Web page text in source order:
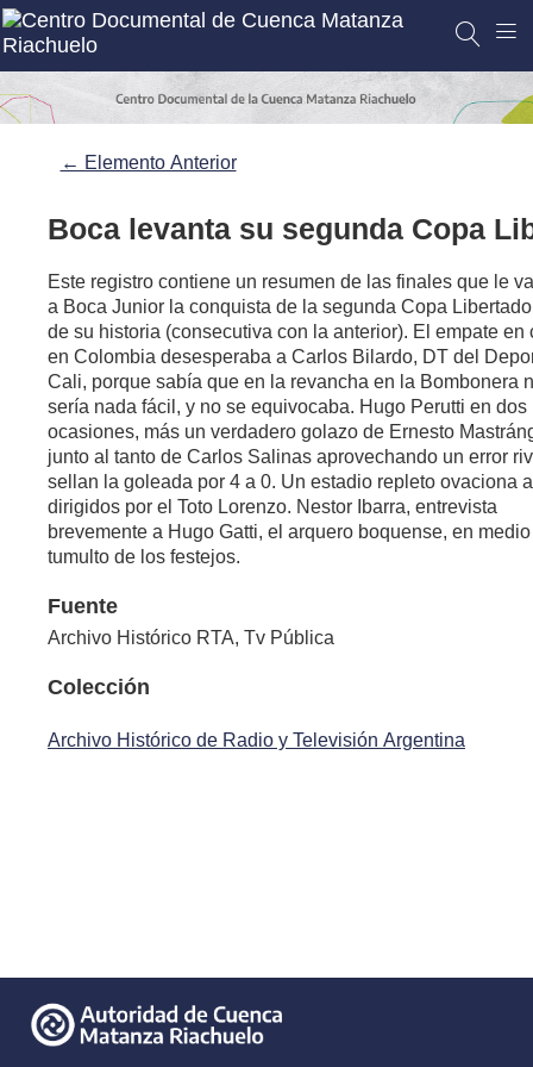
← Elemento Anterior
Boca levanta su segunda Copa
Este registro contiene un resumen de las finales que le
a Boca Junior la conquista de la segunda Copa
de su historia (consecutiva con la anterior). El empate en
en Colombia desesperaba a Carlos Bilardo, DT del
Cali, porque sabía que en la revancha en la Bombonera
sería nada fácil, y no se equivocaba. Hugo Perutti en dos
ocasiones, más un verdadero golazo de Ernesto
junto al tanto de Carlos Salinas aprovechando un error
sellan la goleada por 4 a 0. Un estadio repleto ovaciona
dirigidos por el Toto Lorenzo. Nestor Ibarra, entrevista
brevemente a Hugo Gatti, el arquero boquense, en
tumulto de los festejos.
Fuente
Archivo Histórico RTA, Tv Pública
Colección
Archivo Histórico de Radio y Televisión Argentina